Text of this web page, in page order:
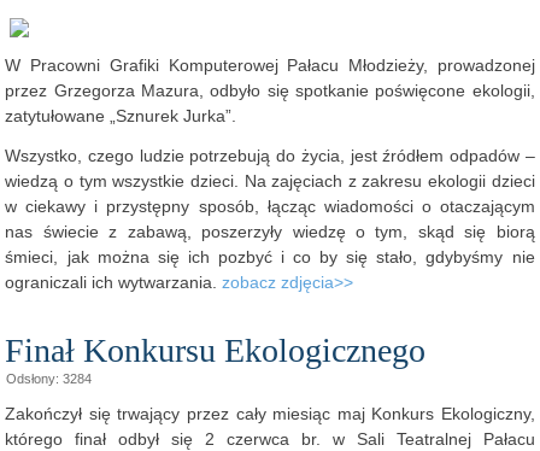
W Pracowni Grafiki Komputerowej Pałacu Młodzieży, prowadzonej
przez Grzegorza Mazura, odbyło się spotkanie poświęcone ekologii,
zatytułowane „Sznurek Jurka”.
Wszystko, czego ludzie potrzebują do życia, jest źródłem odpadów –
wiedzą o tym wszystkie dzieci. Na zajęciach z zakresu ekologii dzieci
w ciekawy i przystępny sposób, łącząc wiadomości o otaczającym
nas świecie z zabawą, poszerzyły wiedzę o tym, skąd się biorą
śmieci, jak można się ich pozbyć i co by się stało, gdybyśmy nie
ograniczali ich wytwarzania.zobacz zdjęcia>>
Finał Konkursu Ekologicznego
Odsłony: 3284
Zakończył się trwający przez cały miesiąc maj Konkurs Ekologiczny,
którego finał odbył się 2 czerwca br. w Sali Teatralnej Pałacu